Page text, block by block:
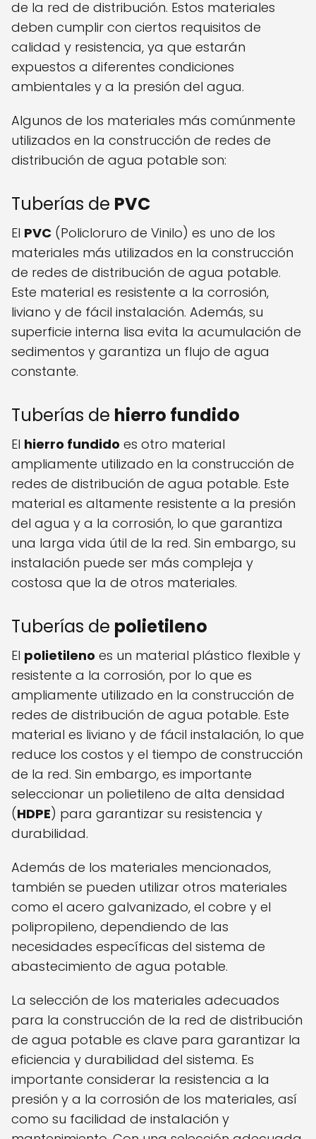
de la red de distribución. Estos materiales
deben cumplir con ciertos requisitos de
calidad y resistencia, ya que estarán
expuestos a diferentes condiciones
ambientales y a la presión del agua.
Algunos de los materiales más comúnmente
utilizados en la construcción de redes de
distribución de agua potable son:
Tuberías de PVC
El PVC (Policloruro de Vinilo) es uno de los
materiales más utilizados en la construcción
de redes de distribución de agua potable.
Este material es resistente a la corrosión,
liviano y de fácil instalación. Además, su
superficie interna lisa evita la acumulación de
sedimentos y garantiza un flujo de agua
constante.
Tuberías de hierro fundido
El hierro fundido es otro material
ampliamente utilizado en la construcción de
redes de distribución de agua potable. Este
material es altamente resistente a la presión
del agua y a la corrosión, lo que garantiza
una larga vida útil de la red. Sin embargo, su
instalación puede ser más compleja y
costosa que la de otros materiales.
Tuberías de polietileno
El polietileno es un material plástico flexible y
resistente a la corrosión, por lo que es
ampliamente utilizado en la construcción de
redes de distribución de agua potable. Este
material es liviano y de fácil instalación, lo que
reduce los costos y el tiempo de construcción
de la red. Sin embargo, es importante
seleccionar un polietileno de alta densidad
(HDPE) para garantizar su resistencia y
durabilidad.
Además de los materiales mencionados,
también se pueden utilizar otros materiales
como el acero galvanizado, el cobre y el
polipropileno, dependiendo de las
necesidades específicas del sistema de
abastecimiento de agua potable.
La selección de los materiales adecuados
para la construcción de la red de distribución
de agua potable es clave para garantizar la
eficiencia y durabilidad del sistema. Es
importante considerar la resistencia a la
presión y a la corrosión de los materiales, así
como su facilidad de instalación y